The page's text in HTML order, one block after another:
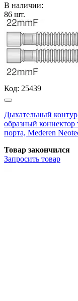
В наличии:
86 шт.
Код: 25439
Дыхательный
образный коннектор
порта, Mederen
Товар закончился
Запросить товар